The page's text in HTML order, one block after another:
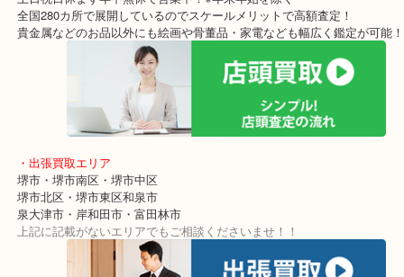
他にもブランドを数点お買い取りです！！
GUCCIもCartierもお売りいただきましたがその中でもお値段がよか
ンをご紹介です！
ブランドは状態一つで査定額が異なります。
残念なことにGUCCIとCartierは少々使用感が強い状態でした。